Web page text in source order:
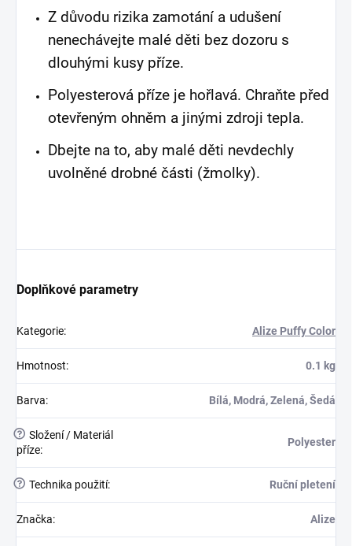
Z důvodu rizika zamotání a udušení
nenechávejte malé děti bez dozoru s
dlouhými kusy příze.
Polyesterová příze je hořlavá. Chraňte před
otevřeným ohněm a jinými zdroji tepla.
Dbejte na to, aby malé děti nevdechly
uvolněné drobné části (žmolky).
Doplňkové parametry
Kategorie: Alize Puffy Color
Hmotnost: 0.1 kg
Barva: Bílá, Modrá, Zelená, Šedá
? Složení / Materiál
příze:
Polyester
? Technika použití: Ruční pletení
Značka: Alize